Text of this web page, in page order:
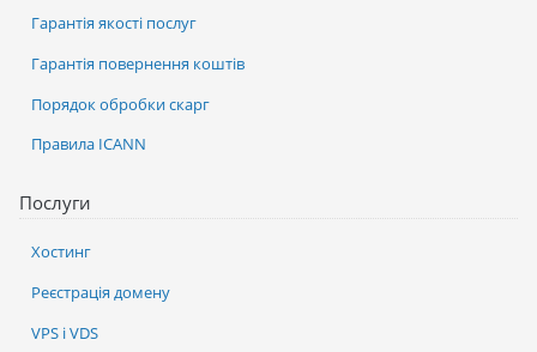
Послуги
Хостинг
Реєстрація домену
VPS і VDS
Гарантія якості послуг
Гарантія повернення коштів
Порядок обробки скарг
Правила ICANN